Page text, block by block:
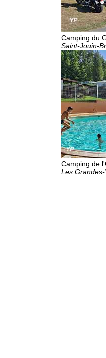
Camping du
Saint-Jouin-
Camping de
Les